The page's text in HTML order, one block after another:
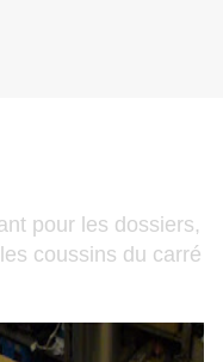
pour les dossiers,
coussins du carré